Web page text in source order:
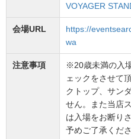
VOYAGER
会場URL
https://
wa
注意事項
※20歳未満の入
ェックをさせて
クトップ、サン
せん。また当店
は入場をお断り
予めご了承くださ